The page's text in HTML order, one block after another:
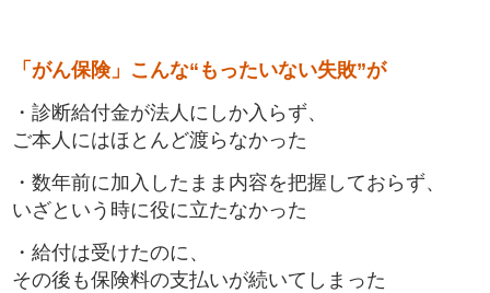
「がん保険」こんな“もったいない失敗”が
・診断給付金が法人にしか入らず、
ご本人にはほとんど渡らなかった
・数年前に加入したまま内容を把握しておらず、
いざという時に役に立たなかった
・給付は受けたのに、
その後も保険料の支払いが続いてしまった